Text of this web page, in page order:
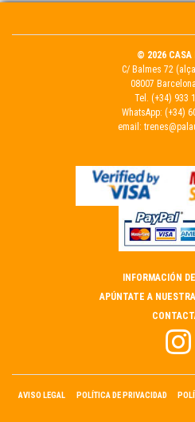
© 2026 CASA
C/ Balmes 72
08007
Tel. (+34) 933
WhatsApp: (+34)
email:
INFORMACIÓN
APÚNTATE A
AVISO LEGAL POLÍTICA DE PRIVACIDAD